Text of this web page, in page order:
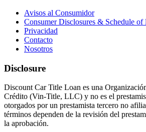
Avisos al Consumidor
Consumer Disclosures & Schedule of
Privacidad
Contacto
Nosotros
Disclosure
Discount Car Title Loan es una
Crédito (Vin-Title, LLC) y no es el
otorgados por un prestamista tercero no
términos dependen de la revisión del
la aprobación.